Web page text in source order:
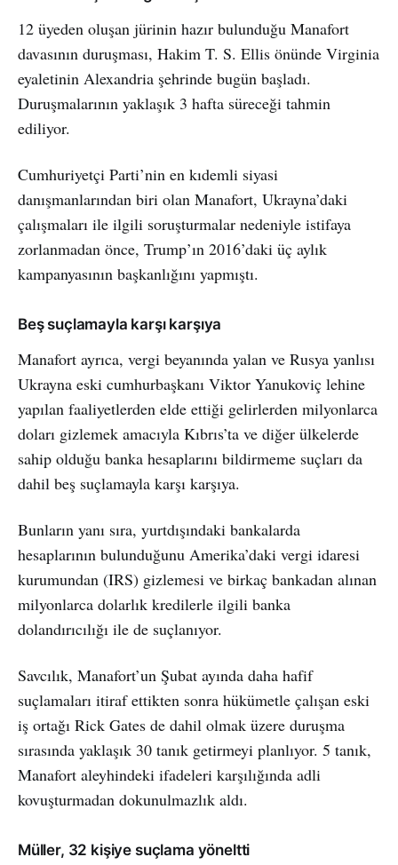
12 üyeden oluşan jürinin hazır bulunduğu Manafort
davasının duruşması, Hakim T. S. Ellis önünde Virginia
eyaletinin Alexandria şehrinde bugün başladı.
Duruşmalarının yaklaşık 3 hafta süreceği tahmin
ediliyor.
Cumhuriyetçi Parti’nin en kıdemli siyasi
danışmanlarından biri olan Manafort, Ukrayna’daki
çalışmaları ile ilgili soruşturmalar nedeniyle istifaya
zorlanmadan önce, Trump’ın 2016’daki üç aylık
kampanyasının başkanlığını yapmıştı.
Beş suçlamayla karşı karşıya
Manafort ayrıca, vergi beyanında yalan ve Rusya yanlısı
Ukrayna eski cumhurbaşkanı Viktor Yanukoviç lehine
yapılan faaliyetlerden elde ettiği gelirlerden milyonlarca
doları gizlemek amacıyla Kıbrıs’ta ve diğer ülkelerde
sahip olduğu banka hesaplarını bildirmeme suçları da
dahil beş suçlamayla karşı karşıya.
Bunların yanı sıra, yurtdışındaki bankalarda
hesaplarının bulunduğunu Amerika’daki vergi idaresi
kurumundan (IRS) gizlemesi ve birkaç bankadan alınan
milyonlarca dolarlık kredilerle ilgili banka
dolandırıcılığı ile de suçlanıyor.
Savcılık, Manafort’un Şubat ayında daha hafif
suçlamaları itiraf ettikten sonra hükümetle çalışan eski
iş ortağı Rick Gates de dahil olmak üzere duruşma
sırasında yaklaşık 30 tanık getirmeyi planlıyor. 5 tanık,
Manafort aleyhindeki ifadeleri karşılığında adli
kovuşturmadan dokunulmazlık aldı.
Müller, 32 kişiye suçlama yöneltti